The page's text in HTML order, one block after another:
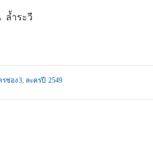
ล้ำระวี
รช่อง3, ละครปี 2549